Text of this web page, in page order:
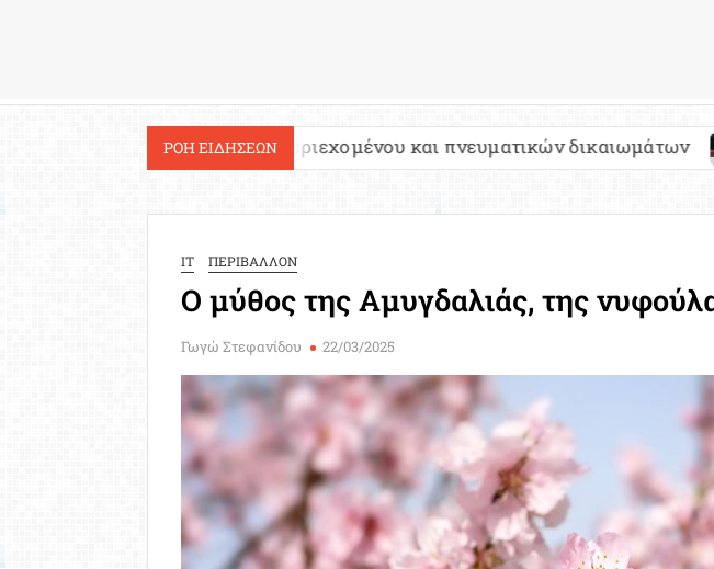
ΡΟΗ ΕΙΔΗΣΕΩΝ
Έλεγχος περιεχομένου και πνευματικών δικαιωμάτων
IT ΠΕΡΙΒΑΛΛΟΝ
Ο μύθος της Αμυγδαλιάς, της
Γωγώ Στεφανίδου 22/03/2025